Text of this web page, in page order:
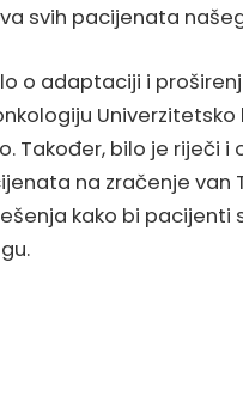
svih pacijenata
o adaptaciji i
Također, bilo je riječi i
na zračenje van
kako bi pacijenti